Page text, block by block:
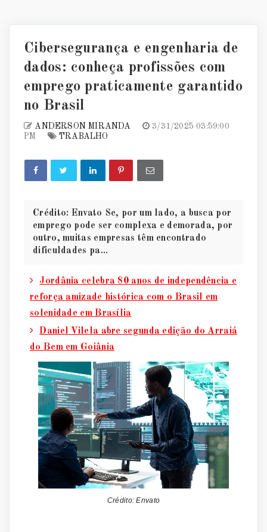
Cibersegurança e engenharia de
dados: conheça profissões com
emprego praticamente garantido
no Brasil
ANDERSON MIRANDA
3/31/2025 03:59:00
PM
TRABALHO
Crédito: Envato Se, por um lado, a busca por
emprego pode ser complexa e demorada, por
outro, muitas empresas têm encontrado
dificuldades pa...
Jordânia celebra 80 anos de independência e
reforça amizade histórica com o Brasil em
solenidade em Brasília
Daniel Vilela abre segunda edição do Arraiá
do Bem em Goiânia
Crédito: Envato